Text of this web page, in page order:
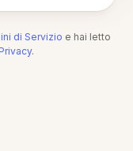
di Servizio e hai letto
.